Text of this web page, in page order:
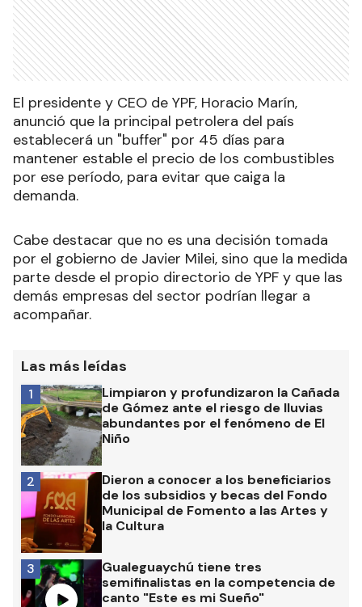
El presidente y CEO de YPF, Horacio Marín,
anunció que la principal petrolera del país
establecerá un "buffer" por 45 días para
mantener estable el precio de los combustibles
por ese período, para evitar que caiga la
demanda.
Cabe destacar que no es una decisión tomada
por el gobierno de Javier Milei, sino que la medida
parte desde el propio directorio de YPF y que las
demás empresas del sector podrían llegar a
acompañar.
Las más leídas
Limpiaron y profundizaron la Cañada
de Gómez ante el riesgo de lluvias
abundantes por el fenómeno de El
Niño
1
Dieron a conocer a los beneficiarios
de los subsidios y becas del Fondo
Municipal de Fomento a las Artes y
la Cultura
2
Gualeguaychú tiene tres
semifinalistas en la competencia de
canto "Este es mi Sueño"
3